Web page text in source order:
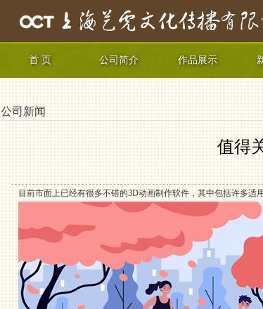
首 页 公司简介 作品展示
公司新闻
值得
目前市面上已经有很多不错的3D动画制作软件，其中包括许多